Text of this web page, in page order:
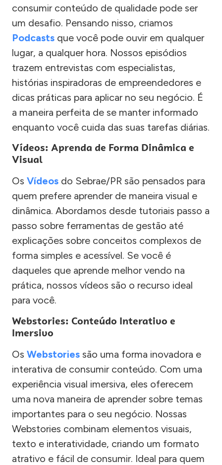
consumir conteúdo de qualidade pode ser
um desafio. Pensando nisso, criamos
Podcasts que você pode ouvir em qualquer
lugar, a qualquer hora. Nossos episódios
trazem entrevistas com especialistas,
histórias inspiradoras de empreendedores e
dicas práticas para aplicar no seu negócio. É
a maneira perfeita de se manter informado
enquanto você cuida das suas tarefas diárias.
Vídeos: Aprenda de Forma Dinâmica e
Visual
Os Vídeos do Sebrae/PR são pensados para
quem prefere aprender de maneira visual e
dinâmica. Abordamos desde tutoriais passo a
passo sobre ferramentas de gestão até
explicações sobre conceitos complexos de
forma simples e acessível. Se você é
daqueles que aprende melhor vendo na
prática, nossos vídeos são o recurso ideal
para você.
Webstories: Conteúdo Interativo e
Imersivo
Os Webstories são uma forma inovadora e
interativa de consumir conteúdo. Com uma
experiência visual imersiva, eles oferecem
uma nova maneira de aprender sobre temas
importantes para o seu negócio. Nossas
Webstories combinam elementos visuais,
texto e interatividade, criando um formato
atrativo e fácil de consumir. Ideal para quem